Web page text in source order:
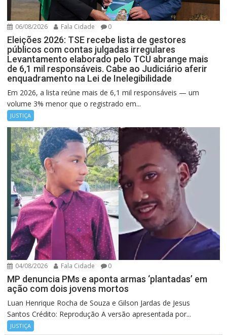
06/08/2026 Fala Cidade 0
Eleições 2026: TSE recebe lista de gestores
públicos com contas julgadas irregulares
Levantamento elaborado pelo TCU abrange mais
de 6,1 mil responsáveis. Cabe ao Judiciário aferir
enquadramento na Lei de Inelegibilidade
Em 2026, a lista reúne mais de 6,1 mil responsáveis — um
volume 3% menor que o registrado em...
JUSTIÇA
04/08/2026 Fala Cidade 0
MP denuncia PMs e aponta armas ‘plantadas’ em
ação com dois jovens mortos
Luan Henrique Rocha de Souza e Gilson Jardas de Jesus
Santos Crédito: Reprodução A versão apresentada por...
JUSTIÇA